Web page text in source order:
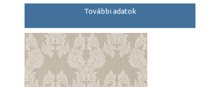
További adatok